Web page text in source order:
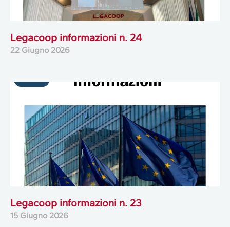
Legacoop informazioni n. 24
22 Giugno 2026
Legacoop informazioni n. 23
15 Giugno 2026